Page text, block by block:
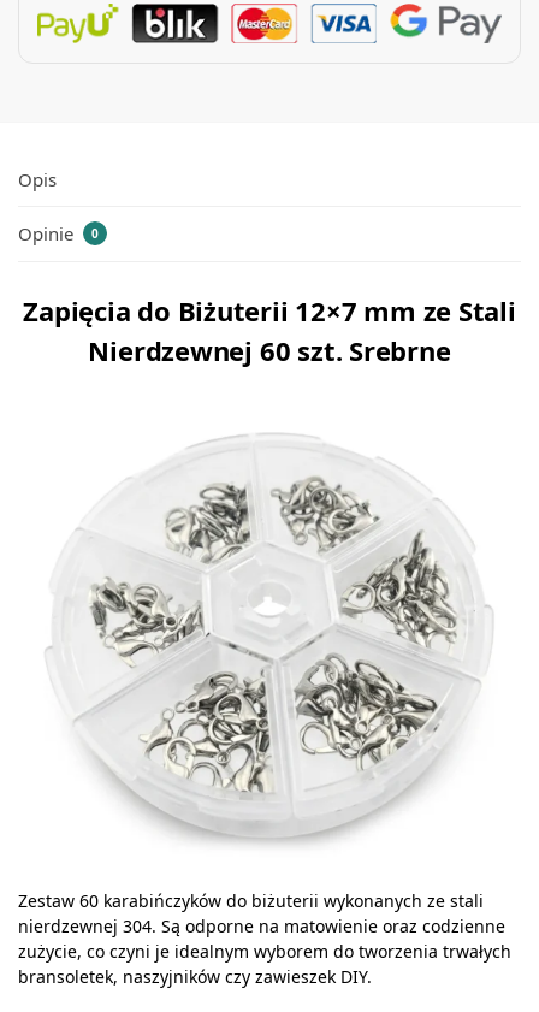
Opis
Opinie 0
Zapięcia do Biżuterii 12×7 mm ze Stali
Nierdzewnej 60 szt. Srebrne
Zestaw 60 karabińczyków do biżuterii wykonanych ze stali
nierdzewnej 304. Są odporne na matowienie oraz codzienne
zużycie, co czyni je idealnym wyborem do tworzenia trwałych
bransoletek, naszyjników czy zawieszek DIY.